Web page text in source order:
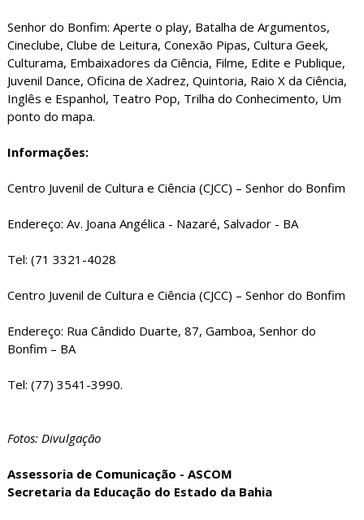
Senhor do Bonfim: Aperte o play, Batalha de Argumentos,
Cineclube, Clube de Leitura, Conexão Pipas, Cultura Geek,
Culturama, Embaixadores da Ciência, Filme, Edite e Publique,
Juvenil Dance, Oficina de Xadrez, Quintoria, Raio X da Ciência,
Inglês e Espanhol, Teatro Pop, Trilha do Conhecimento, Um
ponto do mapa.
Informações:
Centro Juvenil de Cultura e Ciência (CJCC) – Senhor do Bonfim
Endereço: Av. Joana Angélica - Nazaré, Salvador - BA
Tel: (71 3321-4028
Centro Juvenil de Cultura e Ciência (CJCC) – Senhor do Bonfim
Endereço: Rua Cândido Duarte, 87, Gamboa, Senhor do
Bonfim – BA
Tel: (77) 3541-3990.
Fotos: Divulgação
Assessoria de Comunicação - ASCOM
Secretaria da Educação do Estado da Bahia